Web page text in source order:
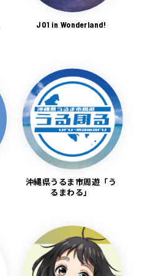
JO1 in Wonderland!
沖縄県うるま市周遊「う
るまわる」